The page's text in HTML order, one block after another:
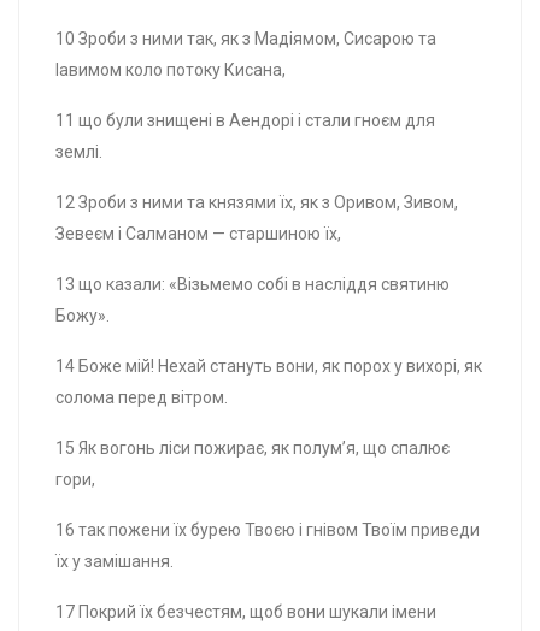
10 Зроби з ними так, як з Мадіямом, Сисарою та
Іавимом коло потоку Кисана,
11 що були знищені в Аендорі і стали гноєм для
землі.
12 Зроби з ними та князями їх, як з Оривом, Зивом,
Зевеєм і Салманом — старшиною їх,
13 що казали: «Візьмемо собі в насліддя святиню
Божу».
14 Боже мій! Нехай стануть вони, як порох у вихорі, як
солома перед вітром.
15 Як вогонь ліси пожирає, як полум’я, що спалює
гори,
16 так пожени їх бурею Твоєю і гнівом Твоїм приведи
їх у замішання.
17 Покрий їх безчестям, щоб вони шукали імени